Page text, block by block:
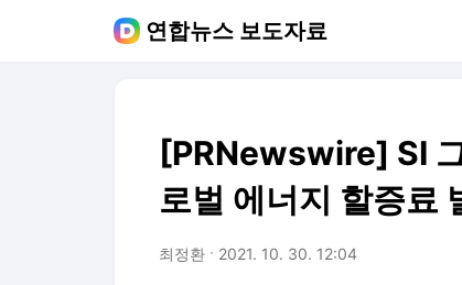
연합뉴스 보도자료
[PRNewswire] SI
로벌 에너지 할증료
최정환 2021. 10. 30. 12:04